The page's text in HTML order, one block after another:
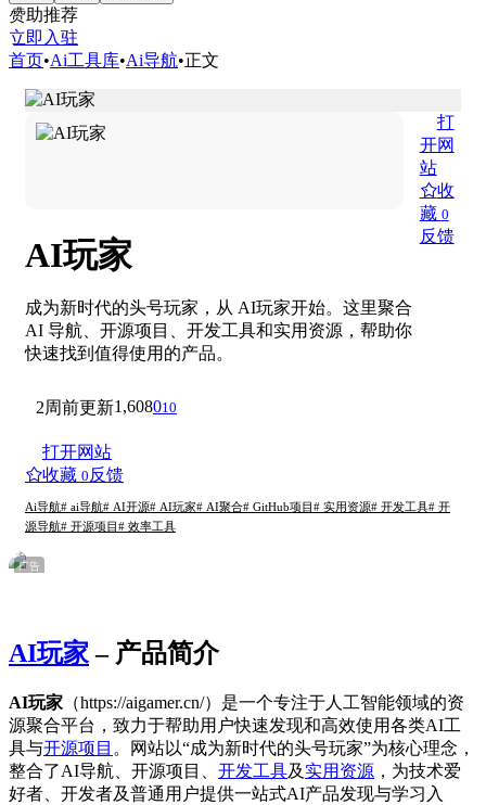
赞助推荐
立即入驻
首页•Ai工具库•Ai导航•正文
AI玩家
成为新时代的头号玩家，从 AI玩家开始。这里聚合
AI 导航、开源项目、开发工具和实用资源，帮助你
快速找到值得使用的产品。
打
开网
站
收
藏 0
反馈
2周前更新1,608010
打开网站
收藏 0反馈
Ai导航# ai导航# AI开源# AI玩家# AI聚合# GitHub项目 # 实用资源# 开发工具# 开
源导航# 开源项目 # 效率工具
广告
AI玩家– 产品简介
AI玩家 （https://aigamer.cn/）是一个专注于人工智能领域的资
源聚合平台，致力于帮助用户快速发现和高效使用各类AI工
具与开源项目 。网站以“成为新时代的头号玩家”为核心理念，
整合了AI导航、开源项目、 开发工具及 实用资源 ，为技术爱
好者、开发者及普通用户提供一站式AI产品发现与学习入